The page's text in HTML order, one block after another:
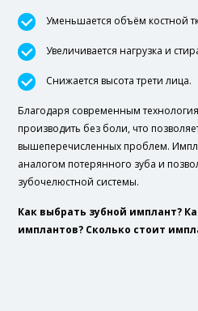
Уменьшается объём костной
Увеличивается нагрузка и
Снижается высота трети лица.
Благодаря современным
производить без боли, что
вышеперечисленных проблем.
аналогом потерянного зуба и
зубочелюстной системы.
Как выбрать зубной имплант?
имплантов? Сколько стоит